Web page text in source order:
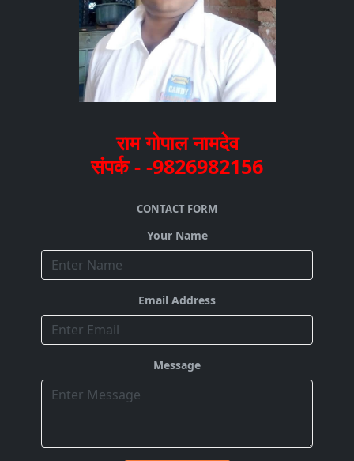
राम गोपाल नामदेव
संपर्क - -9826982156
CONTACT FORM
Your Name
Email Address
Message